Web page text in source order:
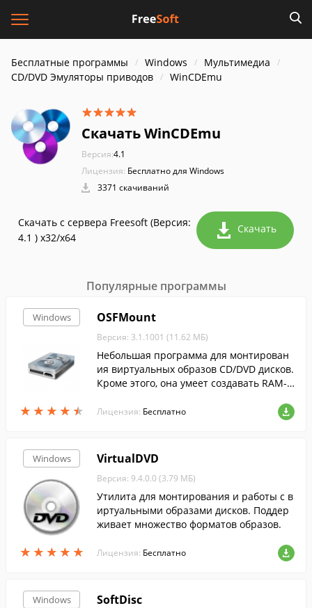
Бесплатные программы Windows
Мультимедиа
CD/DVD Эмуляторы приводов
WinCDEmu
Скачать WinCDEmu
Версия:4.1
Лицензия: Бесплатно для Windows
3371 скачиваний
Скачать с сервера Freesoft (Версия:
4.1 ) x32/x64
Скачать
Популярные программы
Windows
★ ★ ★ ★ ★
★ ★ ★ ★ ★
OSFMount
Версия: 3.1.1001 (11.62 МБ)
Небольшая программа для монтирован
ия виртуальных образов CD/DVD дисков.
Кроме этого, она умеет создавать RAM-д
льзуемым файлам.
Лицензия: Бесплатно
Windows
★ ★ ★ ★ ★
★ ★ ★ ★ ★
VirtualDVD
Версия: 9.4.0.0 (3.79 МБ)
Утилита для монтирования и работы с в
иртуальными образами дисков. Поддер
живает множество форматов образов.
Лицензия: Бесплатно
Windows SoftDisc